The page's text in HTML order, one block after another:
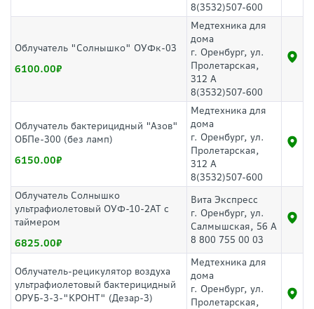
8(3532)507-600
Облучатель "Солнышко" ОУФк-03
6100.00
Медтехника для
дома
г. Оренбург, ул.
Пролетарская,
312 А
8(3532)507-600
Облучатель бактерицидный "Азов"
ОБПе-300 (без ламп)
6150.00
Медтехника для
дома
г. Оренбург, ул.
Пролетарская,
312 А
8(3532)507-600
Облучатель Солнышко
ультрафиолетовый ОУФ-10-2АТ с
таймером
6825.00
Вита Экспресс
г. Оренбург, ул.
Салмышская, 56 А
8 800 755 00 03
Облучатель-рецикулятор воздуха
ультрафиолетовый бактерицидный
ОРУБ-3-3-"КРОНТ" (Дезар-3)
Медтехника для
дома
г. Оренбург, ул.
Пролетарская,